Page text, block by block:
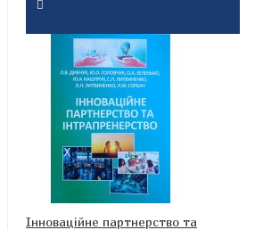
Інноваційне партнерство та